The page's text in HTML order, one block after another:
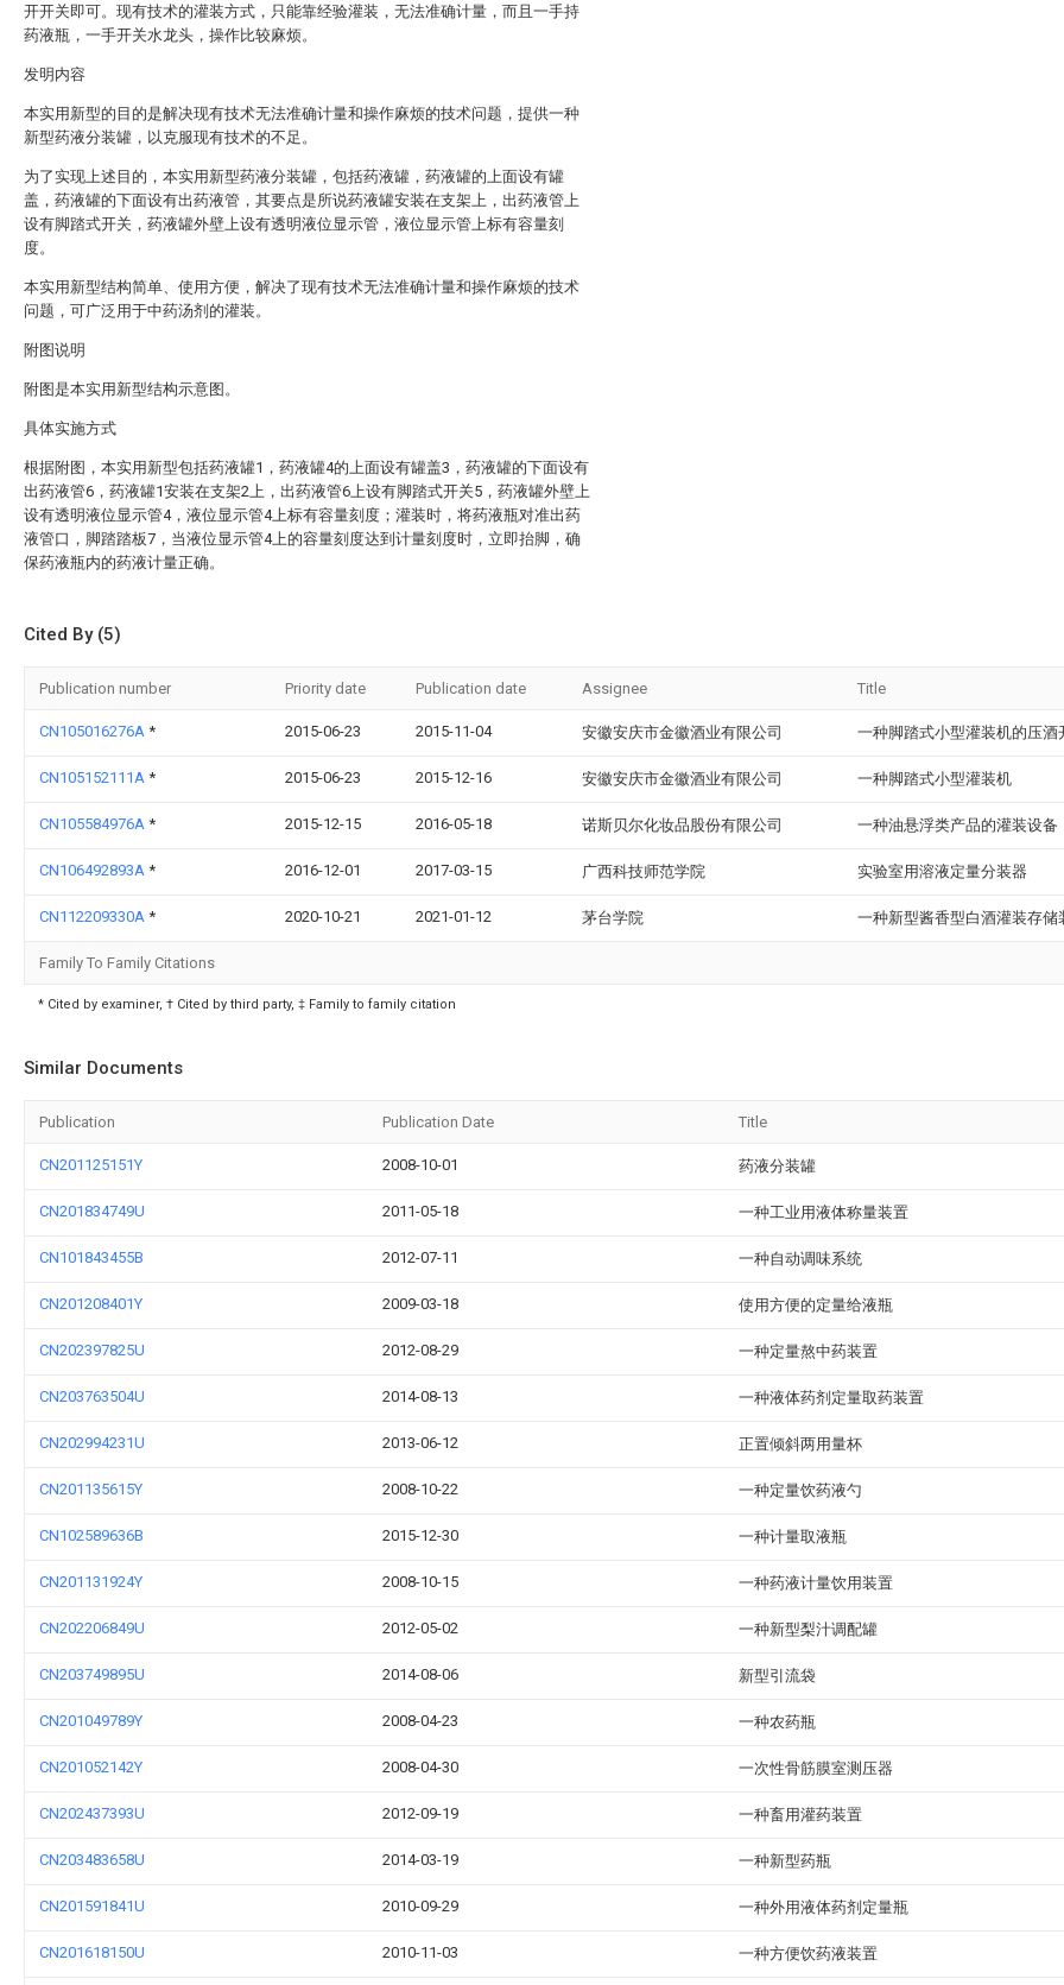
开开关即可。现有技术的灌装方式，只能靠经验灌装，无法准确计量，而且一手持
药液瓶，一手开关水龙头，操作比较麻烦。
发明内容
本实用新型的目的是解决现有技术无法准确计量和操作麻烦的技术问题，提供一种
新型药液分装罐，以克服现有技术的不足。
为了实现上述目的，本实用新型药液分装罐，包括药液罐，药液罐的上面设有罐
盖，药液罐的下面设有出药液管，其要点是所说药液罐安装在支架上，出药液管上
设有脚踏式开关，药液罐外壁上设有透明液位显示管，液位显示管上标有容量刻
度。
本实用新型结构简单、使用方便，解决了现有技术无法准确计量和操作麻烦的技术
问题，可广泛用于中药汤剂的灌装。
附图说明
附图是本实用新型结构示意图。
具体实施方式
根据附图，本实用新型包括药液罐1，药液罐4的上面设有罐盖3，药液罐的下面设有
出药液管6，药液罐1安装在支架2上，出药液管6上设有脚踏式开关5，药液罐外壁上
设有透明液位显示管4，液位显示管4上标有容量刻度；灌装时，将药液瓶对准出药
液管口，脚踏踏板7，当液位显示管4上的容量刻度达到计量刻度时，立即抬脚，确
保药液瓶内的药液计量正确。
Cited By (5)
Publication number Priority date Publication date Assignee Title
CN105016276A * 2015-06-23 2015-11-04 安徽安庆市金徽酒业有限公司 一种脚踏式小型灌装机的压酒
CN105152111A * 2015-06-23 2015-12-16 安徽安庆市金徽酒业有限公司 一种脚踏式小型灌装机
CN105584976A * 2015-12-15 2016-05-18 诺斯贝尔化妆品股份有限公司 一种油悬浮类产品的灌装设备
CN106492893A * 2016-12-01 2017-03-15 广西科技师范学院 实验室用溶液定量分装器
CN112209330A * 2020-10-21 2021-01-12 茅台学院 一种新型酱香型白酒灌装存储
Family To Family Citations
* Cited by examiner, † Cited by third party, ‡ Family to family citation
Similar Documents
Publication Publication Date Title
CN201125151Y 2008-10-01 药液分装罐
CN201834749U 2011-05-18 一种工业用液体称量装置
CN101843455B 2012-07-11 一种自动调味系统
CN201208401Y 2009-03-18 使用方便的定量给液瓶
CN202397825U 2012-08-29 一种定量熬中药装置
CN203763504U 2014-08-13 一种液体药剂定量取药装置
CN202994231U 2013-06-12 正置倾斜两用量杯
CN201135615Y 2008-10-22 一种定量饮药液勺
CN102589636B 2015-12-30 一种计量取液瓶
CN201131924Y 2008-10-15 一种药液计量饮用装置
CN202206849U 2012-05-02 一种新型梨汁调配罐
CN203749895U 2014-08-06 新型引流袋
CN201049789Y 2008-04-23 一种农药瓶
CN201052142Y 2008-04-30 一次性骨筋膜室测压器
CN202437393U 2012-09-19 一种畜用灌药装置
CN203483658U 2014-03-19 一种新型药瓶
CN201591841U 2010-09-29 一种外用液体药剂定量瓶
CN201618150U 2010-11-03 一种方便饮药液装置